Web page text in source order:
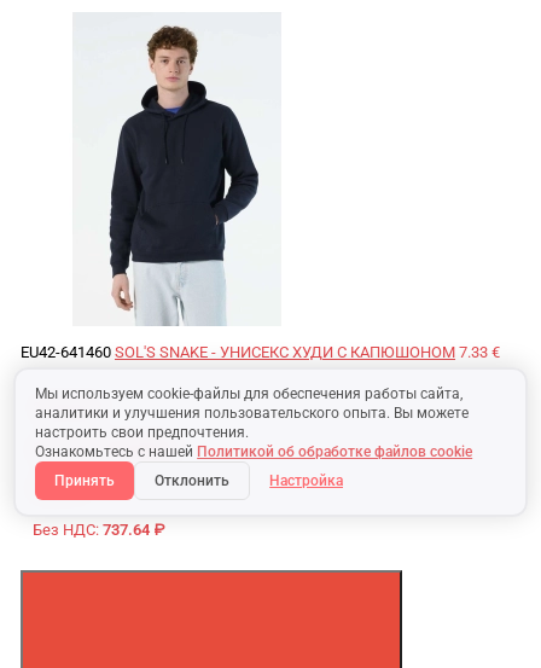
Мы используем cookie-файлы для обеспечения работы сайта,
аналитики и улучшения пользовательского опыта. Вы можете
настроить свои предпочтения.
Ознакомьтесь с нашей Политикой об обработке файлов cookie
Принять
Отклонить Настройка
EU42-641460 SOL'S SNAKE - УНИСЕКС ХУДИ С КАПЮШОНОМ 7.33 €
29.82 BYN
Без НДС:24.85 BYN
899.92 ₽
Без НДС: 737.64 ₽